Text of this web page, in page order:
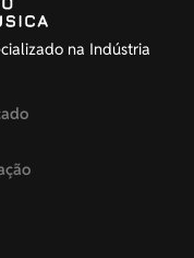
na Indústria